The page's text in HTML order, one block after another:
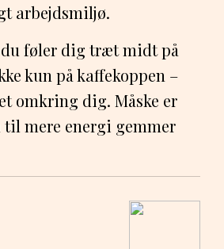
arbejdsmiljø.
du føler dig træt midt på
kun på kaffekoppen –
omkring dig. Måske er
til mere energi gemmer